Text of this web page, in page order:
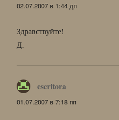
02.07.2007 в 1:44 дп
Здравствуйте!
Д.
escritora
01.07.2007 в 7:18 пп